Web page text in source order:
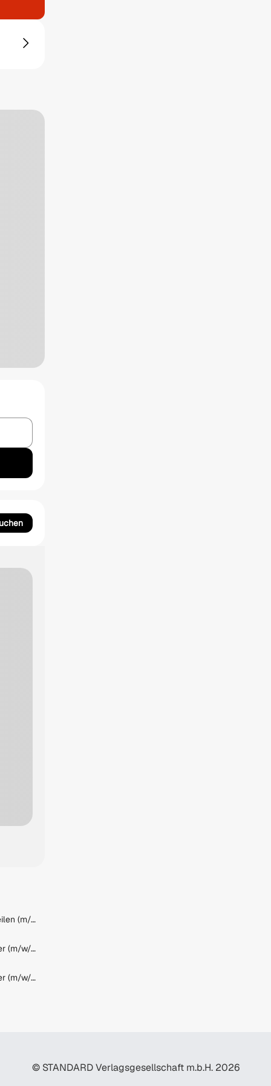
Maschinenbediener Querteilen (m/w/d)
BACKBOX- & Regalbetreuer (m/w/d) Fachmarktzentrum 2, 7210 Mattersburg
BACKBOX- & Regalbetreuer (m/w/d) Horner Straße 89, 2000 Stockerau
© STANDARD Verlagsgesellschaft m.b.H. 2026